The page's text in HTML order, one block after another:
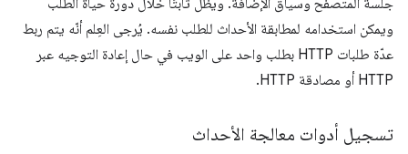
جلسة المتصفّح وسياق الإضافة. ويظل ثابتًا خلال دورة حياة الطلب
ويمكن استخدامه لمطابقة الأحداث للطلب نفسه. يُرجى العِلم أنّه يتم ربط
عدّة طلبات HTTP بطلب واحد على الويب في حال إعادة التوجيه عبر
HTTP أو مصادقة HTTP.
تسجيل أدوات معالجة الأحداث